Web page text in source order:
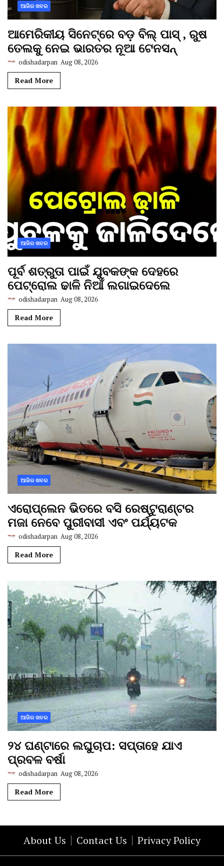
ଆଜିର ଖବର
ଆମେରିକୀୟ ସିନେଟ୍‌ରେ ବଡ଼ ବିଲ୍‌ ପାସ୍‌ , ରୁଷ
ତେଲକୁ ନେଇ ଭାରତର ନୂଆ ଟେନସନ୍
odishadarpan Aug 08, 2026
Read More
ଆଜିର ଖବର
ପୂର୍ବ ଶତ୍ରୁତା ପାଇଁ ଯୁବକଙ୍କ ଦେହରେ
ପେଟ୍ରୋଲ ଢାଳି ନିଆଁ ଲଗାଇଦେଲେ
odishadarpan Aug 08, 2026
Read More
ଆଜିର ଖବର
ଏରୋପ୍ଲେନ ଭିତରେ ବସି ରେଷ୍ଟୁରାଣ୍ଟର
ମଜା ନେବେ ପୁରୀବାସୀ ଏବଂ ପର୍ଯ୍ୟଟକ
odishadarpan Aug 08, 2026
Read More
ଆଜିର ଖବର
୨୪ ଘଣ୍ଟାରେ ଲଘୁଚାପ: ସପ୍ତାହେ ଯାଏ
ପ୍ରବଳ ବର୍ଷା
odishadarpan Aug 08, 2026
Read More
About Us Contact Us Privacy Policy